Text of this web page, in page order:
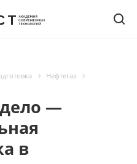
Нефтегаз
—
в